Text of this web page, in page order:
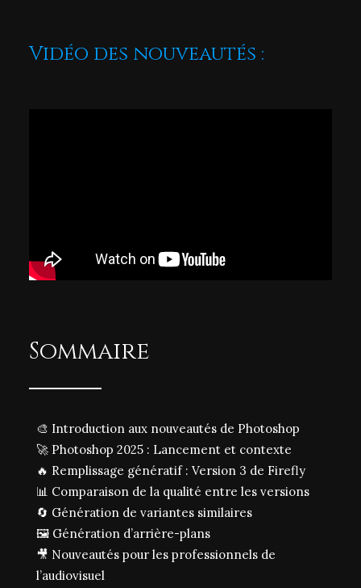
Vidéo des nouveautés :
Sommaire
🎨 Introduction aux nouveautés de Photoshop
🚀 Photoshop 2025 : Lancement et contexte
🔥 Remplissage génératif : Version 3 de Firefly
📊 Comparaison de la qualité entre les versions
🔄 Génération de variantes similaires
🖼️ Génération d’arrière-plans
🎥 Nouveautés pour les professionnels de
l’audiovisuel